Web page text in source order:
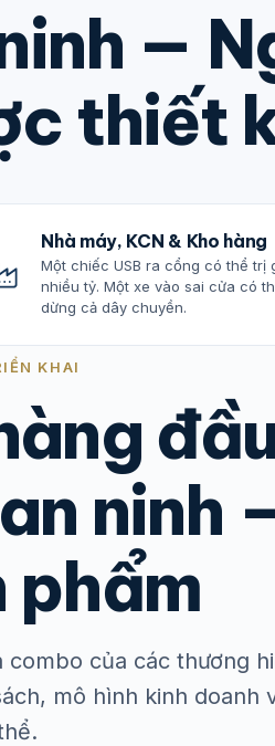
—
thiết
Nhà máy, KCN & Kho hàng
Một chiếc USB ra cổng có thể trị
nhiều tỷ. Một xe vào sai cửa có
dừng cả dây chuyền.
KHAI
ninh
phẩm
của các thương
mô hình kinh doanh